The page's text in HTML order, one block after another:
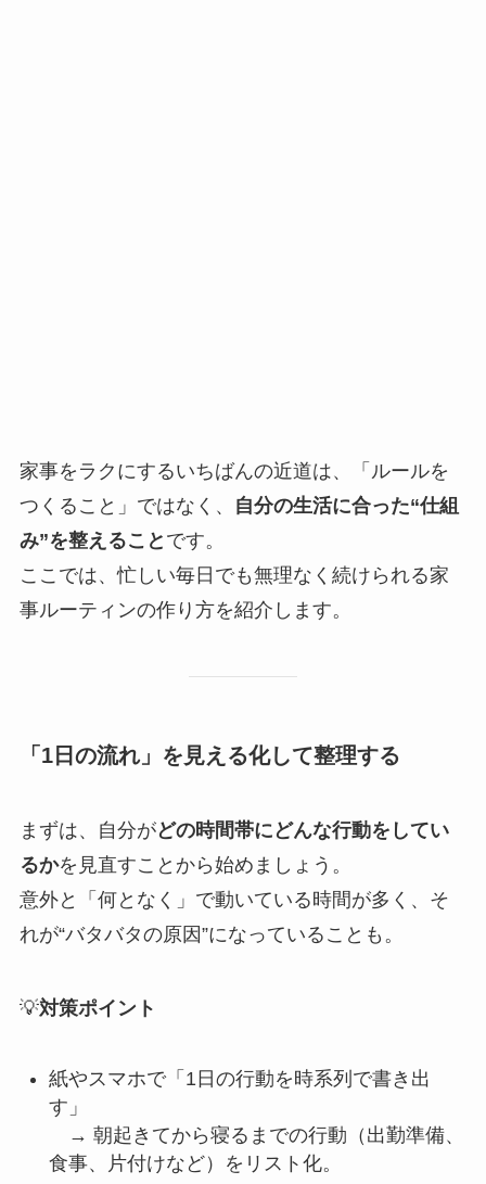
家事をラクにするいちばんの近道は、「ルールを
つくること」ではなく、
自分の生活に合った“仕組
み”を整えること です。
ここでは、忙しい毎日でも無理なく続けられる家
事ルーティンの作り方を紹介します。
「1日の流れ」を見える化して整理する
まずは、自分がどの時間帯にどんな行動をしてい
るかを見直すことから始めましょう。
意外と「何となく」で動いている時間が多く、そ
れが“バタバタの原因”になっていることも。
💡対策ポイント
紙やスマホで「1日の行動を時系列で書き出
す」
→ 朝起きてから寝るまでの行動（出勤準備、
食事、片付けなど）をリスト化。